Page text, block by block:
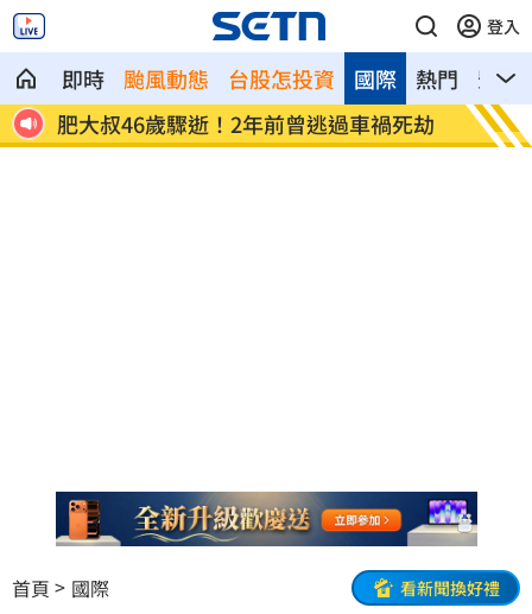
登入
即時 颱風動態 台股怎投資 熱門 影音
國際
反
肥大叔46歲驟逝！2年前曾逃過車禍死劫
酒測
路
首頁 國際 看新聞換好禮